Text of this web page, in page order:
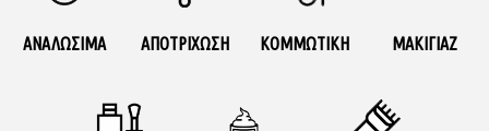
ΑΝΑΛΩΣΙΜΑ ΑΠΟΤΡΙΧΩΣΗ ΚΟΜΜΩΤΙΚΗ ΜΑΚΙΓΙΑΖ